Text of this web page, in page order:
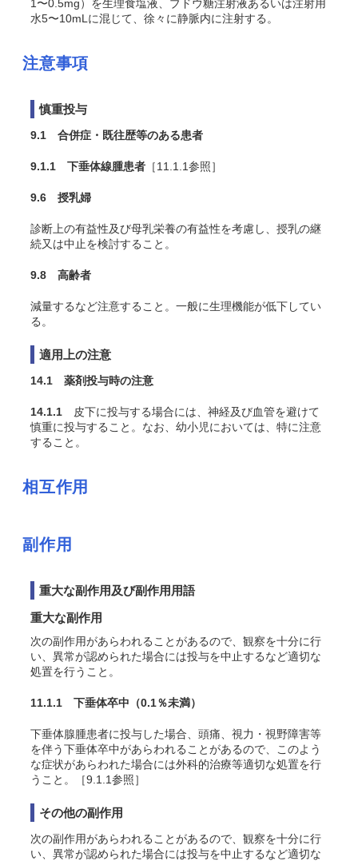
1〜0.5mg）を生理食塩液、ブドウ糖注射液あるいは注射用
水5〜10mLに混じて、徐々に静脈内に注射する。
注意事項
慎重投与
9.1 合併症・既往歴等のある患者
9.1.1 下垂体線腫患者 ［11.1.1参照］
9.6 授乳婦
診断上の有益性及び母乳栄養の有益性を考慮し、授乳の継
続又は中止を検討すること。
9.8 高齢者
減量するなど注意すること。一般に生理機能が低下してい
る。
適用上の注意
14.1 薬剤投与時の注意
14.1.1 皮下に投与する場合には、神経及び血管を避けて
慎重に投与すること。なお、幼小児においては、特に注意
すること。
相互作用
副作用
重大な副作用及び副作用用語
重大な副作用
次の副作用があらわれることがあるので、観察を十分に行
い、異常が認められた場合には投与を中止するなど適切な
処置を行うこと。
11.1.1 下垂体卒中 （0.1％未満）
下垂体腺腫患者に投与した場合、頭痛、視力・視野障害等
を伴う下垂体卒中があらわれることがあるので、このよう
な症状があらわれた場合には外科的治療等適切な処置を行
うこと。［9.1.1参照］
その他の副作用
次の副作用があらわれることがあるので、観察を十分に行
い、異常が認められた場合には投与を中止するなど適切な